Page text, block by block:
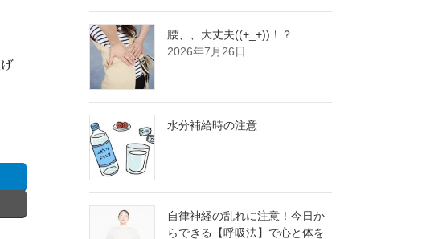
腰、、大丈夫((+_+))！？
2026年7月26日
水分補給時の注意
自律神経の乱れに注意！今日か
らできる【呼吸法】で心と体を